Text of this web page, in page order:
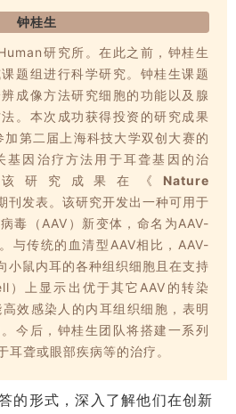
钟桂生
研究所。在此之前，钟桂生
题组进行科学研究。钟桂生课题
成像方法研究细胞的功能以及腺
。本次成功获得投资的研究成果
第二届上海科技大学双创大赛的
基因治疗方法用于耳聋基因的治
研究成果在《 Nature
刊发表。该研究开发出一种可用于
毒（AAV）新变体，命名为AAV-
与传统的血清型AAV相比，AAV-
小鼠内耳的各种组织细胞且在支持
上显示出优于其它AAV的转染
效感染人的内耳组织细胞，表明
今后，钟桂生团队将搭建一系列
耳聋或眼部疾病等的治疗。
的形式，深入了解他们在创新